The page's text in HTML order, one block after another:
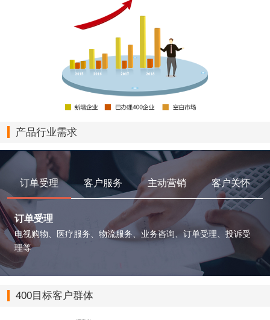
产品行业需求
订单受理 客户服务 主动营销 客户关怀
订单受理
电视购物、医疗服务、物流服务、业务咨询、订单受理、投诉受
理等
400目标客户群体